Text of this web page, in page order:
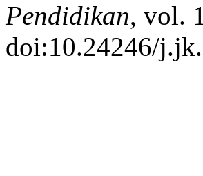
Pendidikan, vol.
doi:10.24246/